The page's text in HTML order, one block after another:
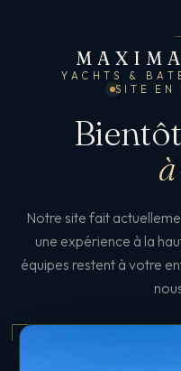
YACHTS &
SITE EN
Notre site fait
une expérience à la
équipes restent à votre